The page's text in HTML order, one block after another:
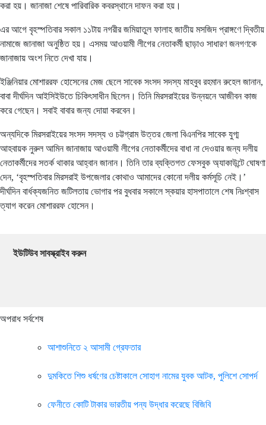
করা হয়। জানাজা শেষে পারিবারিক কবরস্থানে দাফন করা হয়।
এর আগে বৃহস্পতিবার সকাল ১১টায় নগরীর জমিয়াতুল ফালাহ জাতীয় মসজিদ প্রাঙ্গণে দ্বিতীয়
নামাজে জানাজা অনুষ্ঠিত হয়। এসময় আওয়ামী লীগের নেতাকর্মী ছাড়াও সাধারণ জনগণকে
জানাজায় অংশ নিতে দেখা যায়।
ইঞ্জিনিয়ার মোশাররফ হোসেনের মেজ ছেলে সাবেক সংসদ সদস্য মাহবুব রহমান রুহেল জানান,
বাবা দীর্ঘদিন আইসিইউতে চিকিৎসাধীন ছিলেন। তিনি মিরসরাইয়ের উন্নয়নে আজীবন কাজ
করে গেছেন। সবাই বাবার জন্য দোয়া করবেন।
অন্যদিকে মিরসরাইয়ের সংসদ সদস্য ও চট্টগ্রাম উত্তর জেলা বিএনপির সাবেক যুগ্ম
আহবায়ক নুরুল আমিন জানাজায় আওয়ামী লীগের নেতাকর্মীদের বাধা না দেওয়ার জন্য দলীয়
নেতাকর্মীদের সতর্ক থাকার আহ্বান জানান। তিনি তার ব্যক্তিগত ফেসবুক অ্যাকাউন্টে ঘোষণা
দেন, ‘বৃহস্পতিবার মিরসরাই উপজেলার কোথাও আমাদের কোনো দলীয় কর্মসূচি নেই।’
দীর্ঘদিন বার্ধক্যজনিত জটিলতায় ভোগার পর বুধবার সকালে স্কয়ার হাসপাতালে শেষ নিঃশ্বাস
ত্যাগ করেন মোশাররফ হোসেন।
ইউটিউব সাবস্ক্রাইব করুন
অপরাধ সর্বশেষ
আশাশুনিতে ২ আসামী গ্রেফতার
দুমকিতে শিশু ধর্ষণের চেষ্টাকালে সোহাগ নামের যুবক আটক, পুলিশে সোপর্দ
ফেনীতে কোটি টাকার ভারতীয় পন্য উদ্ধার করেছে বিজিবি